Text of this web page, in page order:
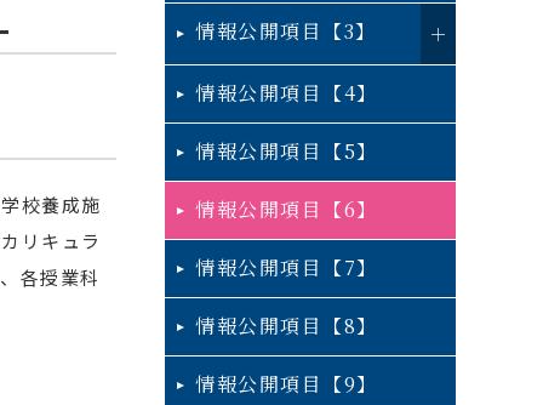
校養成施
リキュラ
各授業科
情報公開項目【3】
情報公開項目【4】
情報公開項目【5】
情報公開項目【6】
情報公開項目【7】
情報公開項目【8】
情報公開項目【9】